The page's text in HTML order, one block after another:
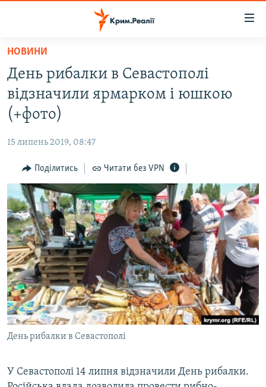
Перейти
основного
матеріалу
Перейти
до
основної
Перейти
до
пошуку
ВОДА.КРИМ
ВІДЕО ТА ФОТО
БЛОГИ
ПОГЛЯД
ІНТЕРВ'Ю
ВСЕ ЗА ДЕНЬ
СПЕЦПРОЕКТИ
ДЕПОРТАЦІЯ
ВІДЕОУРОКИ «ELIFBE»
СВІДЧЕННЯ ОКУПАЦІЇ
УКРАЇНСЬКА ПРОБЛЕМА КРИМУ
ІНФОГРАФІКА
ЯК ОБІЙТИ БЛОКУВАННЯ
Русский
Qırımtatar
ДОЛУЧАЙСЯ!
НОВИНИ
День рибалки в Севастополі
відзначили ярмарком і юшкою
(+фото)
15 липень 2019, 08:47
Поділитись Читати без VPN
День рибалки в Севастополі
У Севастополі 14 липня відзначили День рибалки.